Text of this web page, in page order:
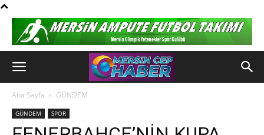
Ana Sayfa GÜNDEM
GÜNDEM SPOR